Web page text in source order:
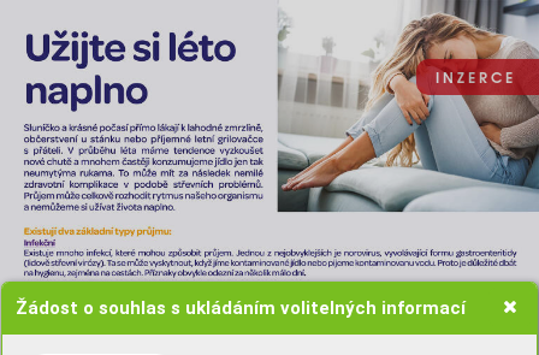
Žádost o souhlas s ukládáním volitelných informací
I N Z E R C E